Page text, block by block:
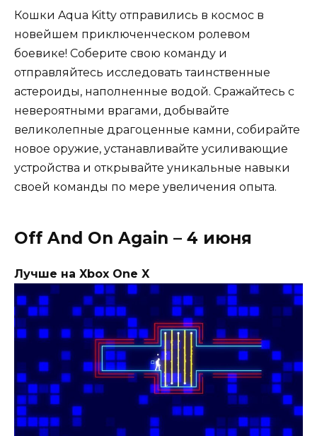
Кошки Aqua Kitty отправились в космос в
новейшем приключенческом ролевом
боевике! Соберите свою команду и
отправляйтесь исследовать таинственные
астероиды, наполненные водой. Сражайтесь с
невероятными врагами, добывайте
великолепные драгоценные камни, собирайте
новое оружие, устанавливайте усиливающие
устройства и открывайте уникальные навыки
своей команды по мере увеличения опыта.
Off And On Again – 4 июня
Лучше на Xbox One X